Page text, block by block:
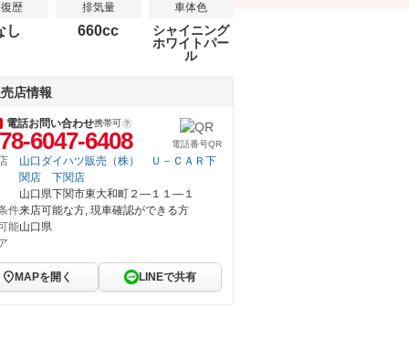
歴
し
排気量
660cc
車体色
シャイニング
ホワイトパー
ル
店情報
電話お問い合わせ携帯可
6047-6408 電話番号QR
山口ダイハツ販売（株） Ｕ－ＣＡＲ下
関店 下関店
山口県下関市東大和町２―１１―１
件来店可能な方, 現車確認ができる方
能山口県
MAPを開く LINEで共有